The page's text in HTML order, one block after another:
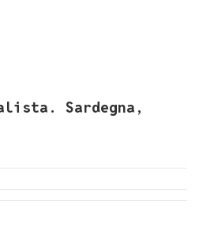
Sardegna,